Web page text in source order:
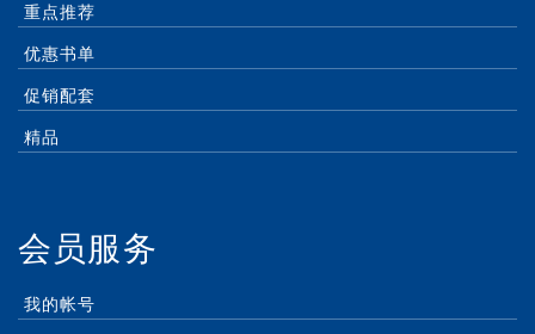
重点推荐
优惠书单
促销配套
精品
会员服务
我的帐号